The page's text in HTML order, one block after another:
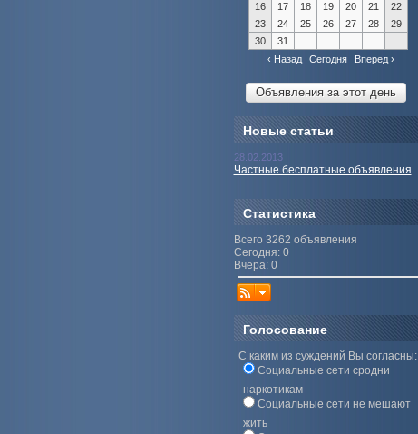
16
17 18 19 20 21
22
23
24 25 26 27 28
29
30
31
‹ Назад
Сегодня Вперед ›
Новые статьи
28.02.2013
Частные бесплатные объявления
Статистика
Всего 3262 объявления
Сегодня: 0
Вчера: 0
Голосование
С каким из суждений Вы согласны:
Социальные сети сродни
наркотикам
Социальные сети не мешают
жить